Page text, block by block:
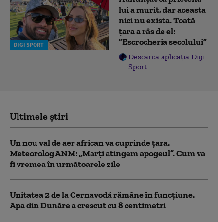
DIGI SPORT
lui a murit, dar aceasta
nici nu exista. Toată
țara a râs de el:
”Escrocheria secolului”
Descarcă aplicația Digi
Sport
Ultimele știri
Un nou val de aer african va cuprinde țara.
Meteorolog ANM: „Marți atingem apogeul”. Cum va
fi vremea în următoarele zile
Unitatea 2 de la Cernavodă rămâne în funcțiune.
Apa din Dunăre a crescut cu 8 centimetri